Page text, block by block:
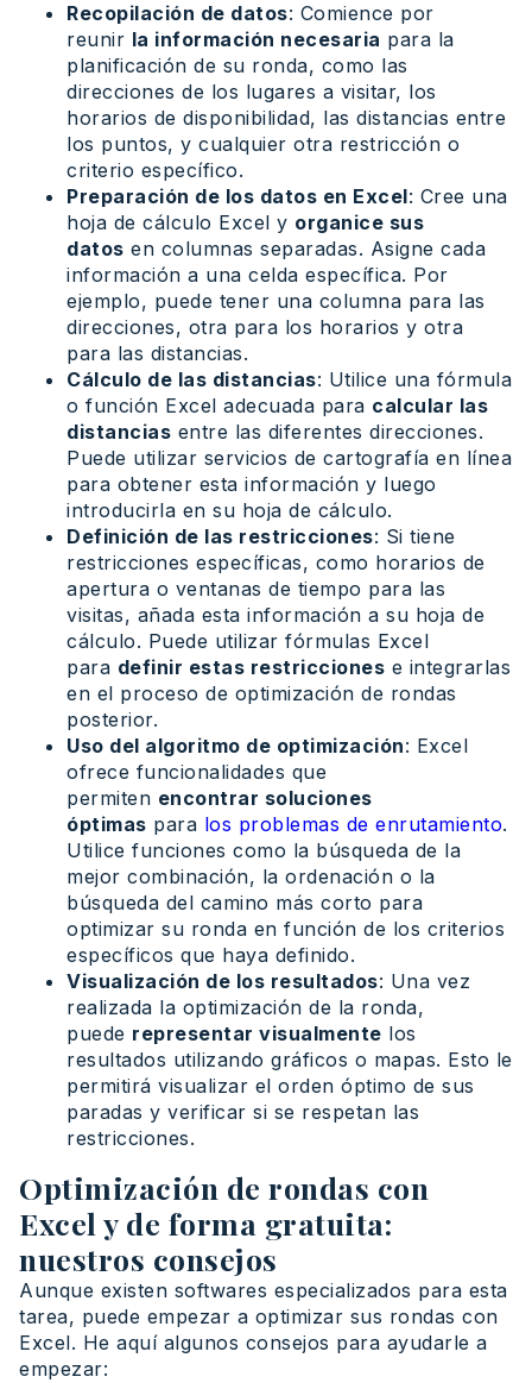
Recopilación de datos: Comience por
reunir la información necesaria para la
planificación de su ronda, como las
direcciones de los lugares a visitar, los
horarios de disponibilidad, las distancias entre
los puntos, y cualquier otra restricción o
criterio específico.
Preparación de los datos en Excel: Cree una
hoja de cálculo Excel y organice sus
datos en columnas separadas. Asigne cada
información a una celda específica. Por
ejemplo, puede tener una columna para las
direcciones, otra para los horarios y otra
para las distancias.
Cálculo de las distancias: Utilice una fórmula
o función Excel adecuada para calcular las
distancias entre las diferentes direcciones.
Puede utilizar servicios de cartografía en línea
para obtener esta información y luego
introducirla en su hoja de cálculo.
Definición de las restricciones: Si tiene
restricciones específicas, como horarios de
apertura o ventanas de tiempo para las
visitas, añada esta información a su hoja de
cálculo. Puede utilizar fórmulas Excel
para definir estas restricciones e integrarlas
en el proceso de optimización de rondas
posterior.
Uso del algoritmo de optimización: Excel
ofrece funcionalidades que
permiten encontrar soluciones
óptimas para los problemas de enrutamiento.
Utilice funciones como la búsqueda de la
mejor combinación, la ordenación o la
búsqueda del camino más corto para
optimizar su ronda en función de los criterios
específicos que haya definido.
Visualización de los resultados: Una vez
realizada la optimización de la ronda,
puede representar visualmente los
resultados utilizando gráficos o mapas. Esto le
permitirá visualizar el orden óptimo de sus
paradas y verificar si se respetan las
restricciones.
Optimización de rondas con
Excel y de forma gratuita:
nuestros consejos
Aunque existen softwares especializados para esta
tarea, puede empezar a optimizar sus rondas con
Excel. He aquí algunos consejos para ayudarle a
empezar: